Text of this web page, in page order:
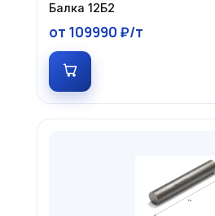
Балка 12Б2
от 109990 ₽/т